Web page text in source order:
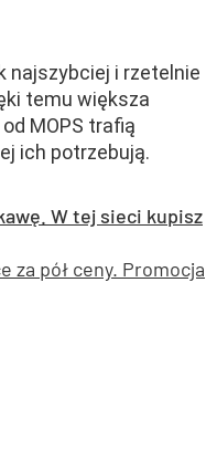
najszybciej i rzetelnie
temu większa
MOPS trafią
ich potrzebują.
W tej sieci kupisz
za pół ceny. Promocja